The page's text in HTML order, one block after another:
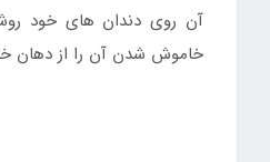
آن روی دندان های خود
خاموش شدن آن را از دهان